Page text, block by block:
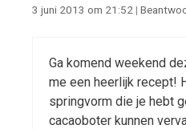
3 juni 2013 om 21:52 |
Ga komend weekend
me een heerlijk recept!
springvorm die je hebt
cacaoboter kunnen